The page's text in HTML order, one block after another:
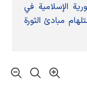
الإسلامية في
مبادئ الثورة